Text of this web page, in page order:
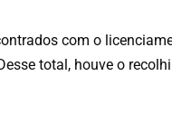
com o
total, houve o